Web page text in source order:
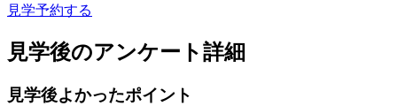
見学予約する
見学後のアンケート詳細
見学後よかったポイント